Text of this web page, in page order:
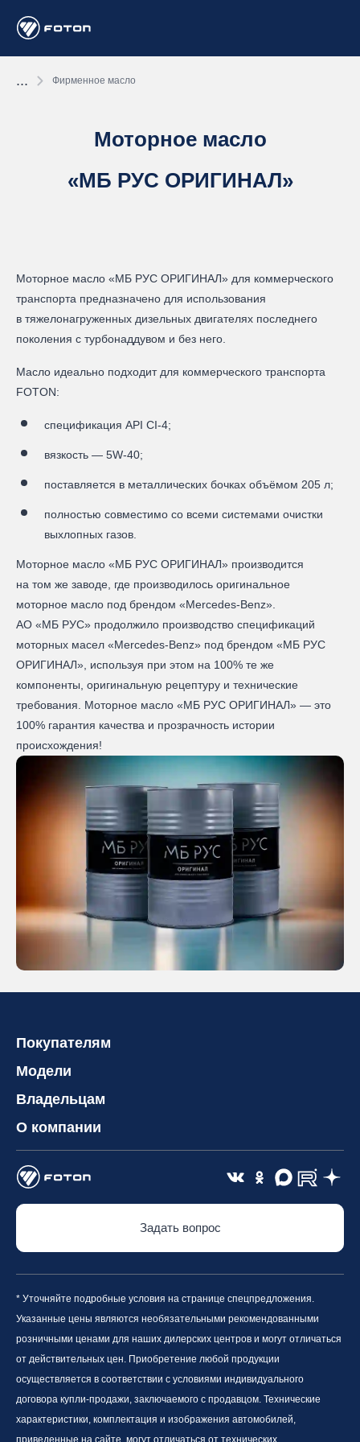
... Фирменное масло
Моторное масло
«МБ РУС ОРИГИНАЛ»
Моторное масло «МБ РУС ОРИГИНАЛ» для коммерческого
транспорта предназначено для использования
в тяжелонагруженных дизельных двигателях последнего
поколения с турбонаддувом и без него.
Масло идеально подходит для коммерческого транспорта
FOTON:
спецификация API CI-4;
вязкость — 5W-40;
поставляется в металлических бочках объёмом 205 л;
полностью совместимо со всеми системами очистки
выхлопных газов.
Моторное масло «МБ РУС ОРИГИНАЛ» производится
на том же заводе, где производилось оригинальное
моторное масло под брендом «Mercedes-Benz».
АО «МБ РУС» продолжило производство спецификаций
моторных масел «Mercedes-Benz» под брендом «МБ РУС
ОРИГИНАЛ», используя при этом на 100% те же
компоненты, оригинальную рецептуру и технические
требования. Моторное масло «МБ РУС ОРИГИНАЛ» — это
100% гарантия качества и прозрачность истории
происхождения!
Покупателям
Модели
Владельцам
О компании
Задать вопрос
* Уточняйте подробные условия на странице спецпредложения.
Указанные цены являются необязательными рекомендованными
розничными ценами для наших дилерских центров и могут отличаться
от действительных цен. Приобретение любой продукции
осуществляется в соответствии с условиями индивидуального
договора купли-продажи, заключаемого с продавцом. Технические
характеристики, комплектация и изображения автомобилей,
приведенные на сайте, могут отличаться от технических